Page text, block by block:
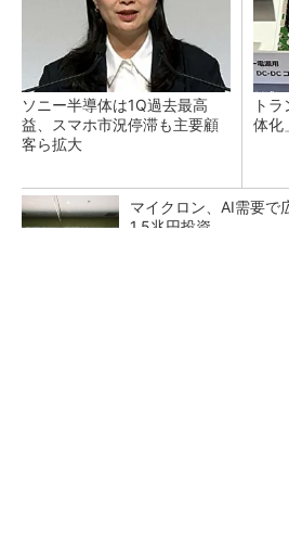
ソニー半導体は1Q過去最高
益、スマホ市況停滞も主要顧
客ら拡大
ト
体化
マイクロン、AI需要
1.5兆円投資